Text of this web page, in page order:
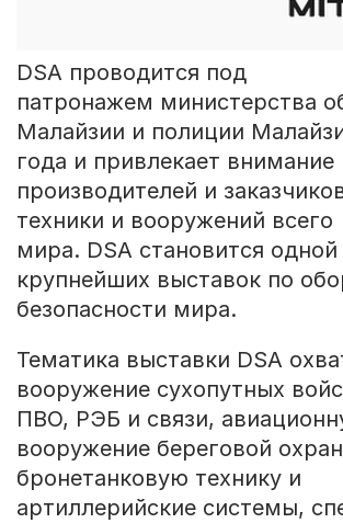
DSA проводится под
патронажем министерства
Малайзии и полиции
года и привлекает
производителей и
техники и вооружений всего
мира. DSA становится одной
крупнейших выставок по
безопасности мира.
Тематика выставки DSA
вооружение сухопутных
ПВО, РЭБ и связи,
вооружение береговой
бронетанковую технику и
артиллерийские системы,